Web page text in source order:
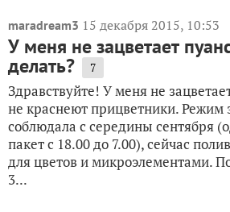
maradream3 15 декабря 2015, 10:53
У меня не зацветает
делать? 7
Здравствуйте! У меня не
не краснеют прицветники. Режим
соблюдала с середины сентября
пакет с 18.00 до 7.00), сейчас
для цветов и микроэлементами.
3...